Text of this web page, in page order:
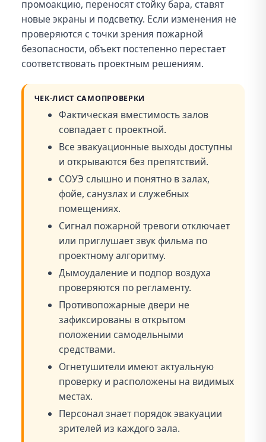
промоакцию, переносят стойку бара, ставят
новые экраны и подсветку. Если изменения не
проверяются с точки зрения пожарной
безопасности, объект постепенно перестает
соответствовать проектным решениям.
ЧЕК-ЛИСТ САМОПРОВЕРКИ
Фактическая вместимость залов
совпадает с проектной.
Все эвакуационные выходы доступны
и открываются без препятствий.
СОУЭ слышно и понятно в залах,
фойе, санузлах и служебных
помещениях.
Сигнал пожарной тревоги отключает
или приглушает звук фильма по
проектному алгоритму.
Дымоудаление и подпор воздуха
проверяются по регламенту.
Противопожарные двери не
зафиксированы в открытом
положении самодельными
средствами.
Огнетушители имеют актуальную
проверку и расположены на видимых
местах.
Персонал знает порядок эвакуации
зрителей из каждого зала.